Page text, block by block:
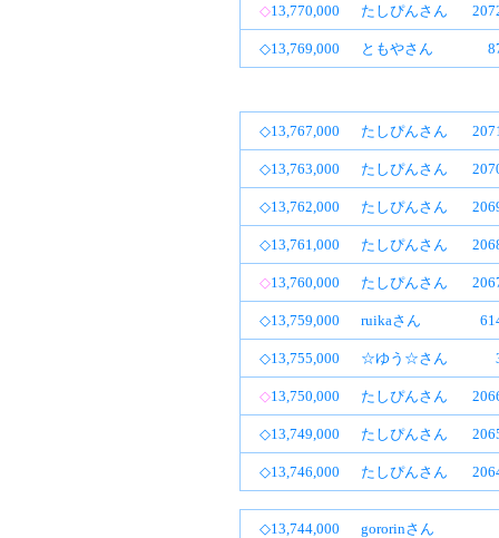
◇13,770,000 たしぴんさん
◇13,769,000 ともやさん
◇13,767,000 たしぴんさん
◇13,763,000 たしぴんさん
◇13,762,000 たしぴんさん
◇13,761,000 たしぴんさん
◇13,760,000 たしぴんさん
◇13,759,000 ruikaさん
◇13,755,000 ☆ゆう☆さん
◇13,750,000 たしぴんさん
◇13,749,000 たしぴんさん
◇13,746,000 たしぴんさん
◇13,744,000 gororinさん